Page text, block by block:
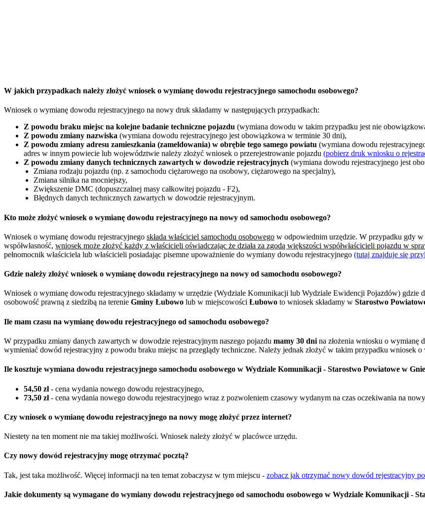
W jakich przypadkach należy złożyć wniosek o wymianę dowodu rejestracyjnego samochodu osobowego?
Wniosek o wymianę dowodu rejestracyjnego na nowy druk składamy w następujących przypadkach:
Z powodu braku miejsc na kolejne badanie techniczne pojazdu (wymiana dowodu w takim przypadku jest nie
Z powodu zmiany nazwiska (wymiana dowodu rejestracyjnego jest obowiązkowa w terminie 30 dni),
Z powodu zmiany adresu zamieszkania (zameldowania) w obrębie tego samego powiatu (wymiana dowodu
adres w innym powiecie lub województwie należy złożyć wniosek o przerejestrowanie pojazdu (pobierz druk wniosku o
Z powodu zmiany danych technicznych zawartych w dowodzie rejestracyjnych (wymiana dowodu rejestracyjnego jest
Zmiana rodzaju pojazdu (np. z samochodu ciężarowego na osobowy, ciężarowego na specjalny),
Zmiana silnika na mocniejszy,
Zwiększenie DMC (dopuszczalnej masy całkowitej pojazdu - F2),
Błędnych danych technicznych zawartych w dowodzie rejestracyjnym.
Kto może złożyć wniosek o wymianę dowodu rejestracyjnego na nowy od samochodu osobowego?
Wniosek o wymianę dowodu rejestracyjnego składa właściciel samochodu osobowego w odpowiednim urzędzie. W przypadku gdy w
współwłasność, wniosek może złożyć każdy z właścicieli oświadczając że działa za zgodą większości współwłaścicieli pojazdu w
pełnomocnik właściciela lub właścicieli posiadając pisemne upoważnienie do wymiany dowodu rejestracyjnego (tutaj znajduje się
Gdzie należy złożyć wniosek o wymianę dowodu rejestracyjnego na nowy od samochodu osobowego?
Wniosek o wymianę dowodu rejestracyjnego składamy w urzędzie (Wydziale Komunikacji lub Wydziale Ewidencji Pojazdów) gdzie
osobowość prawną z siedzibą na terenie Gminy Łubowo lub w miejscowości Łubowo to wniosek składamy w Starostwo
Ile mam czasu na wymianę dowodu rejestracyjnego od samochodu osobowego?
W przypadku zmiany danych zawartych w dowodzie rejestracyjnym naszego pojazdu mamy 30 dni na złożenia wniosku o wymianę
wymieniać dowód rejestracyjny z powodu braku miejsc na przeglądy techniczne. Należy jednak złożyć w takim przypadku wniosek
Ile kosztuje wymiana dowodu rejestracyjnego samochodu osobowego w Wydziale Komunikacji - Starostwo Powiatowe w
54,50 zł- cena wydania nowego dowodu rejestracyjnego,
73,50 zł- cena wydania nowego dowodu rejestracyjnego wraz z pozwoleniem czasowy wydanym na czas oczekiwania na
Czy wniosek o wymianę dowodu rejestracyjnego na nowy mogę złożyć przez internet?
Niestety na ten moment nie ma takiej możliwości. Wniosek należy złożyć w placówce urzędu.
Czy nowy dowód rejestracyjny mogę otrzymać pocztą?
Tak, jest taka możliwość. Więcej informacji na ten temat zobaczysz w tym miejscu - zobacz jak otrzymać nowy dowód rejestracyjny
Jakie dokumenty są wymagane do wymiany dowodu rejestracyjnego od samochodu osobowego w Wydziale Komunikacji -